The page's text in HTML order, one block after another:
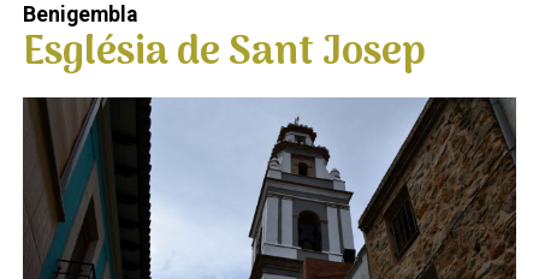
Benigembla
Església de Sant Josep